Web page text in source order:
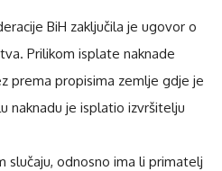
BiH zaključila je ugovor o
Prilikom isplate naknade
prema propisima zemlje gdje je
naknadu je isplatio izvršitelju
slučaju, odnosno ima li primatelj